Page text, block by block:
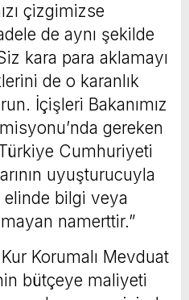
çizgimizse
de aynı şekilde
kara para aklamayı
de o karanlık
İçişleri Bakanımız
gereken
Cumhuriyeti
uyuşturucuyla
bilgi veya
namerttir.”
Korumalı Mevduat
bütçeye maliyeti